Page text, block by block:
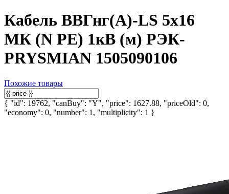
Кабель ВВГнг(А)-LS 5х16
МК (N PE) 1кВ (м) РЭК-
PRYSMIAN 1505090106
Похожие товары
{ "id": 19762, "canBuy": "Y", "price": 1627.88, "priceOld": 0,
"economy": 0, "number": 1, "multiplicity": 1 }